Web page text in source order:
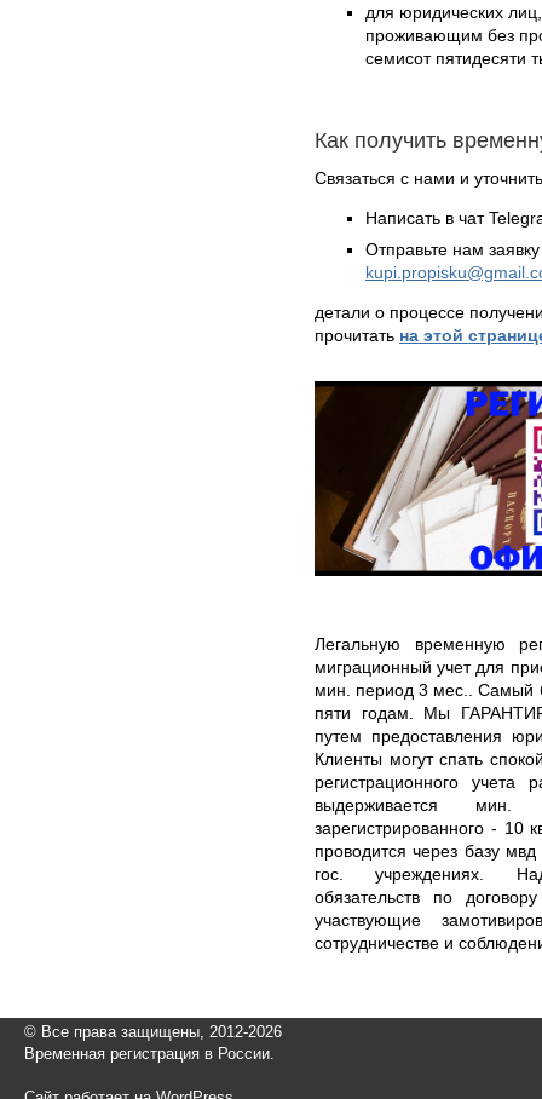
для юридических
проживающим без
семисот пятидесяти
Как получить
Связаться с нами и
Написать в чат
Отправьте нам
детали о процессе
прочитать на этой
Легальную временную
миграционный учет для
мин. период 3 мес.. Самый
пяти годам. Мы
путем предоставления
Клиенты могут спать
регистрационного учета
выдерживается
зарегистрированного - 10
проводится через базу
гос. учреждениях.
обязательств по
участвующие
сотрудничестве и
© Все права защищены, 2012-2026
Временная регистрация в России.